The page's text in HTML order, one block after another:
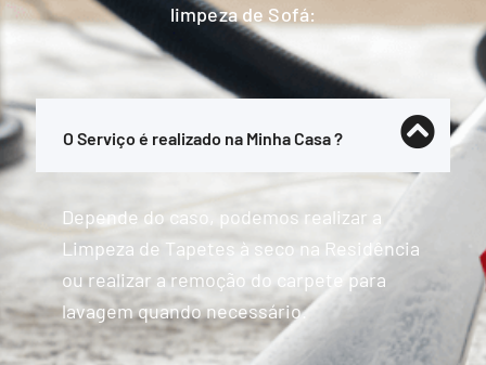
limpeza de Sofá:
O Serviço é realizado na Minha Casa ?
Depende do caso, podemos realizar a
Limpeza de Tapetes à seco na Residência
ou realizar a remoção do carpete para
lavagem quando necessário.